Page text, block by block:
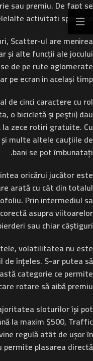
sau premiu. De fapt se
activitati specifice.
Scatter-ul are menirea
și alte funcții ale jocului
de pe rute aglomerate
pe ecran în același timp.
de cinci caractere cu rol
o bicicletă şi peştii) dau
zece rotiri gratuite. Cu
multe altele cauțiile de
bani se pot îmbunatați.
oricărui jucător este
arată cu cât din totalul
Prin intermediul sa
asupra viitoarelor
sau chiar câștiguri.
volatilitatea nu este
înțeles. S-ar putea să
categorie ce permite
rotare să aibă premiu.
sloturilor își pot
la maxim $500, Traffic
regulă atât de ușor în
permite plasarea directă.